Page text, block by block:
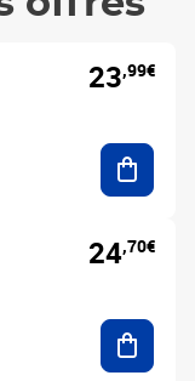
23,99€
24,70€